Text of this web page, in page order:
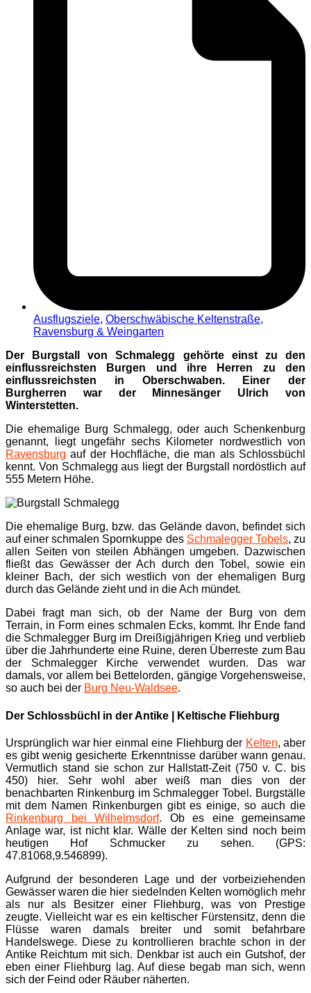
Ausflugsziele, Oberschwäbische Keltenstraße,
Ravensburg & Weingarten
Der Burgstall von Schmalegg gehörte einst zu den
einflussreichsten Burgen und ihre Herren zu den
einflussreichsten in Oberschwaben. Einer der
Burgherren war der Minnesänger Ulrich von
Winterstetten.
Die ehemalige Burg Schmalegg, oder auch Schenkenburg
genannt, liegt ungefähr sechs Kilometer nordwestlich von
Ravensburg auf der Hochfläche, die man als Schlossbüchl
kennt. Von Schmalegg aus liegt der Burgstall nordöstlich auf
555 Metern Höhe.
Die ehemalige Burg, bzw. das Gelände davon, befindet sich
auf einer schmalen Spornkuppe des Schmalegger Tobels, zu
allen Seiten von steilen Abhängen umgeben. Dazwischen
fließt das Gewässer der Ach durch den Tobel, sowie ein
kleiner Bach, der sich westlich von der ehemaligen Burg
durch das Gelände zieht und in die Ach mündet.
Dabei fragt man sich, ob der Name der Burg von dem
Terrain, in Form eines schmalen Ecks, kommt. Ihr Ende fand
die Schmalegger Burg im Dreißigjährigen Krieg und verblieb
über die Jahrhunderte eine Ruine, deren Überreste zum Bau
der Schmalegger Kirche verwendet wurden. Das war
damals, vor allem bei Bettelorden, gängige Vorgehensweise,
so auch bei der Burg Neu-Waldsee.
Der Schlossbüchl in der Antike | Keltische Fliehburg
Ursprünglich war hier einmal eine Fliehburg der Kelten, aber
es gibt wenig gesicherte Erkenntnisse darüber wann genau.
Vermutlich stand sie schon zur Hallstatt-Zeit (750 v. C. bis
450) hier. Sehr wohl aber weiß man dies von der
benachbarten Rinkenburg im Schmalegger Tobel. Burgställe
mit dem Namen Rinkenburgen gibt es einige, so auch die
Rinkenburg bei Wilhelmsdorf. Ob es eine gemeinsame
Anlage war, ist nicht klar. Wälle der Kelten sind noch beim
heutigen Hof Schmucker zu sehen. (GPS:
47.81068,9.546899).
Aufgrund der besonderen Lage und der vorbeiziehenden
Gewässer waren die hier siedelnden Kelten womöglich mehr
als nur als Besitzer einer Fliehburg, was von Prestige
zeugte. Vielleicht war es ein keltischer Fürstensitz, denn die
Flüsse waren damals breiter und somit befahrbare
Handelswege. Diese zu kontrollieren brachte schon in der
Antike Reichtum mit sich. Denkbar ist auch ein Gutshof, der
eben einer Fliehburg lag. Auf diese begab man sich, wenn
sich der Feind oder Räuber näherten.